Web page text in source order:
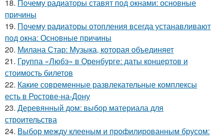
18. Почему радиаторы ставят под окнами: основные
причины
19. Почему радиаторы отопления всегда устанавливают
под окна: Основные причины
20. Милана Стар: Музыка, которая объединяет
21. Группа «Любэ» в Оренбурге: даты концертов и
стоимость билетов
22. Какие современные развлекательные комплексы
есть в Ростове-на-Дону
23. Деревянный дом: выбор материала для
строительства
24. Выбор между клееным и профилированным брусом: